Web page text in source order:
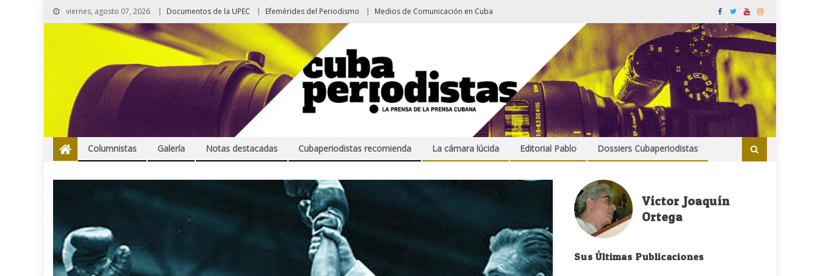
viernes, agosto 07, 2026 Documentos de la UPEC Efemérides del Periodismo Medios de Comunicación en Cuba
Columnistas Galería Notas destacadas Cubaperiodistas recomienda La cámara lúcida Editorial Pablo Dossiers Cubaperiodistas
Víctor Joaquín
Ortega
Sus Últimas Publicaciones